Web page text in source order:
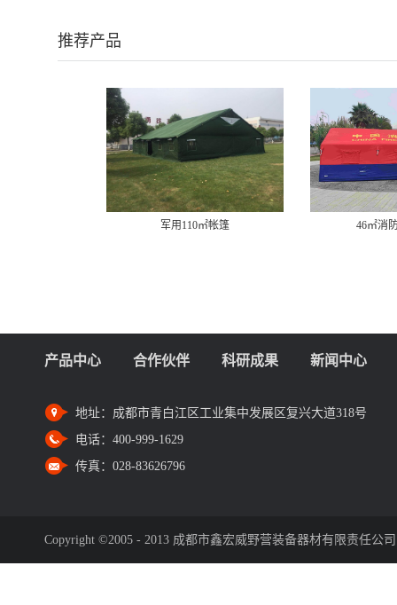
推荐产品
产品中心 合作伙伴 科研成果 新闻中心
地址： 成都市青白江区工业集中发展区复兴大道318号
电话： 400-999-1629
传真： 028-83626796
Copyright ©2005 - 2013 成都市鑫宏威野营装备器材有限责任公司